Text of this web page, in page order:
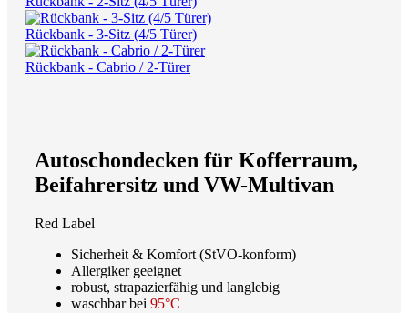
Rückbank - 3-Sitz (4/5 Türer)
Rückbank - Cabrio / 2-Türer
Autoschondecken für Kofferraum,
Beifahrersitz und VW-Multivan
Red Label
Sicherheit & Komfort (StVO-konform)
Allergiker geeignet
robust, strapazierfähig und langlebig
waschbar bei 95°C